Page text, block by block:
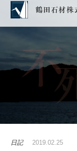
日記 2019.02.25